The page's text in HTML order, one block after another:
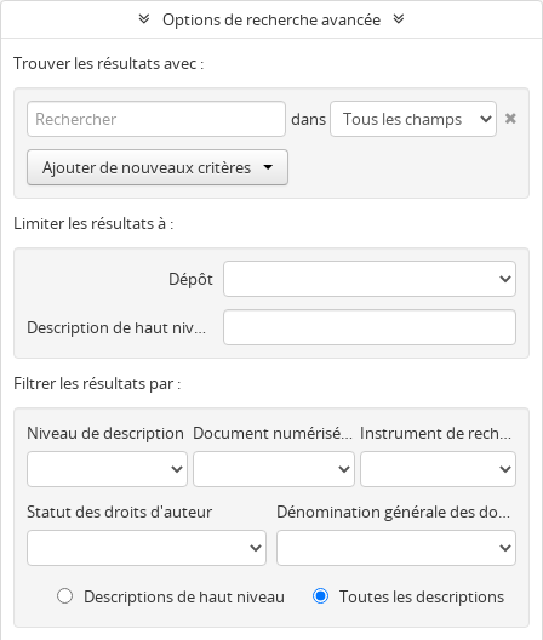
Options de recherche avancée
Trouver les résultats avec :
dans
Ajouter de nouveaux critères
Limiter les résultats à :
Dépôt
Description de haut niveau
Filtrer les résultats par :
Niveau de description Document numérisé disponible Instrument de recherche
Statut des droits d'auteur Dénomination générale des documents
Descriptions de haut niveau Toutes les descriptions